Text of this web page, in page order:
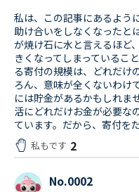
私は、この記事にあるよう
助け合いをしなくなったと
が焼け石に水と言えるほど
きくなってしまっているこ
る寄付の規模は、どれだけ
ろん、意味が全くないわけ
には貯金があるかもしれま
活にどれだけお金が必要な
ています。だから、寄付を
私もです 2
No.0002